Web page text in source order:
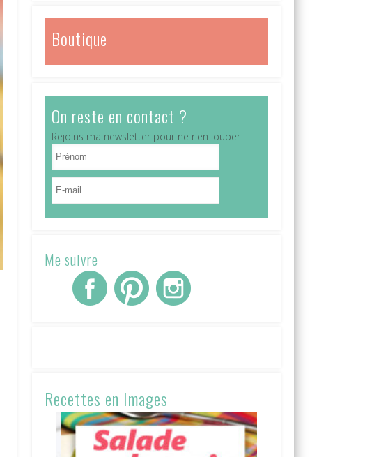
Boutique
On reste en contact ?
Rejoins ma newsletter pour ne rien louper
Me suivre
Recettes en Images